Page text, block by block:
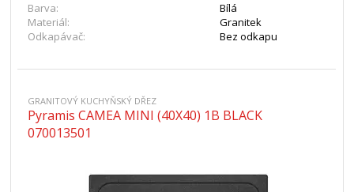
Barva:
Bílá
Materiál:
Granitek
Odkapávač:
Bez odkapu
GRANITOVÝ KUCHYŇSKÝ DŘEZ
Pyramis CAMEA MINI (40X40) 1B BLACK
070013501